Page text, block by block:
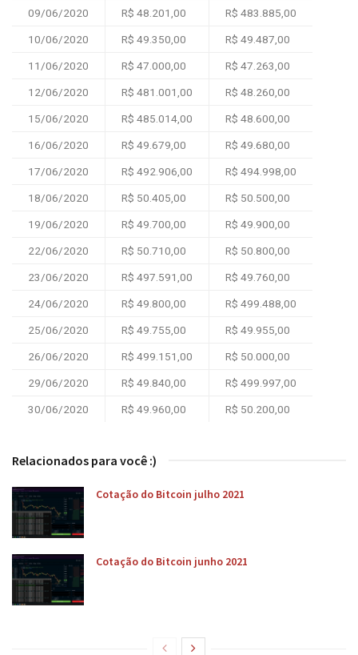
09/06/2020 R$ 48.201,00 R$ 483.885,00
10/06/2020 R$ 49.350,00 R$ 49.487,00
11/06/2020 R$ 47.000,00 R$ 47.263,00
12/06/2020 R$ 481.001,00 R$ 48.260,00
15/06/2020 R$ 485.014,00 R$ 48.600,00
16/06/2020 R$ 49.679,00 R$ 49.680,00
17/06/2020 R$ 492.906,00 R$ 494.998,00
18/06/2020 R$ 50.405,00 R$ 50.500,00
19/06/2020 R$ 49.700,00 R$ 49.900,00
22/06/2020 R$ 50.710,00 R$ 50.800,00
23/06/2020 R$ 497.591,00 R$ 49.760,00
24/06/2020 R$ 49.800,00 R$ 499.488,00
25/06/2020 R$ 49.755,00 R$ 49.955,00
26/06/2020 R$ 499.151,00 R$ 50.000,00
29/06/2020 R$ 49.840,00 R$ 499.997,00
30/06/2020 R$ 49.960,00 R$ 50.200,00
Relacionados para você :)
Cotação do Bitcoin julho 2021
Cotação do Bitcoin junho 2021